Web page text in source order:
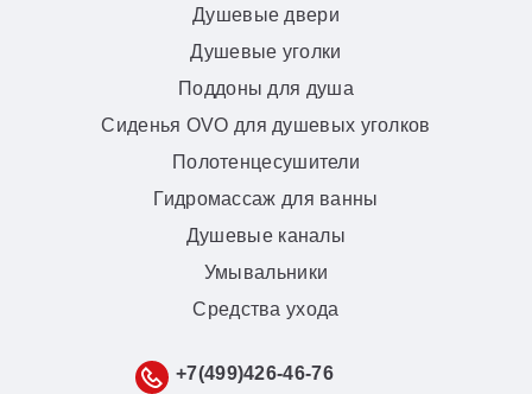
Душевые двери
Душевые уголки
Поддоны для душа
Сиденья OVO для душевых уголков
Полотенцесушители
Гидромассаж для ванны
Душевые каналы
Умывальники
Средства ухода
+7(499)426-46-76